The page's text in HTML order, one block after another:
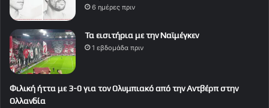
6 ημέρες πριν
Τα εισιτήρια με την Ναϊμέγκεν
1 εβδομάδα πριν
Φιλική ήττα με 3-0 για τον Ολυμπιακό από την Αντβέρπ στην
Ολλανδία